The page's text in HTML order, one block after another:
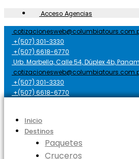
Acceso Agencias
+(507) 301-3330
+(507) 6618-6770
Urb. Marbella, Calle 54, Dúplex 4b,
+(507) 301-3330
+(507) 6618-6770
Inicio
Destinos
Paquetes
Cruceros